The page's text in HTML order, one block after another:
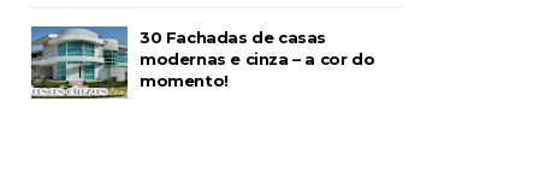
30 Fachadas de casas
modernas e cinza – a cor do
momento!